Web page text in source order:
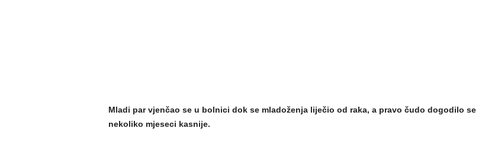
Mladi par vjenčao se u bolnici dok se mladoženja liječio od raka, a pravo čudo dogodilo se
nekoliko mjeseci kasnije.